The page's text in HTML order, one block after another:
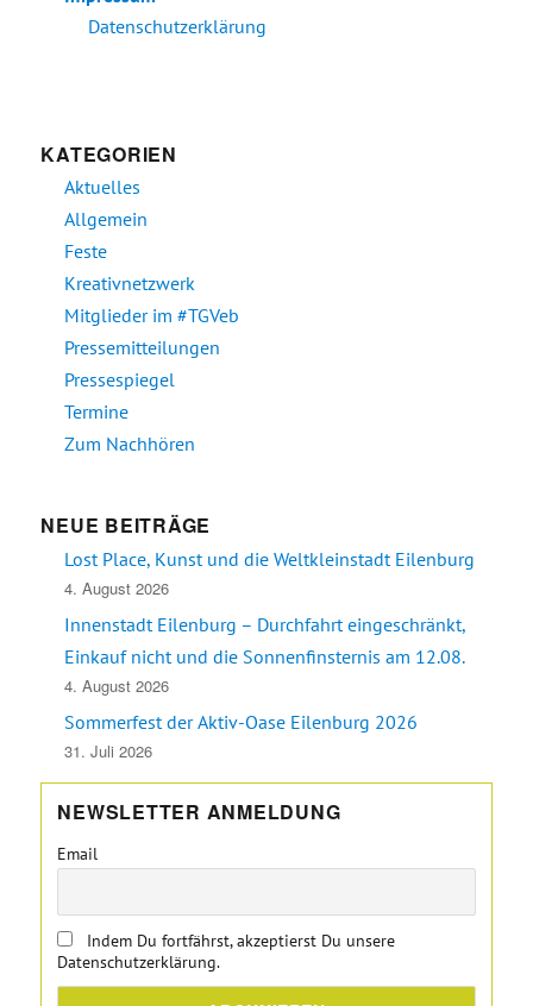
Datenschutzerklärung
KATEGORIEN
Aktuelles
Allgemein
Feste
Kreativnetzwerk
Mitglieder im #TGVeb
Pressemitteilungen
Pressespiegel
Termine
Zum Nachhören
NEUE BEITRÄGE
Lost Place, Kunst und die Weltkleinstadt Eilenburg
4. August 2026
Innenstadt Eilenburg – Durchfahrt eingeschränkt,
Einkauf nicht und die Sonnenfinsternis am 12.08.
4. August 2026
Sommerfest der Aktiv-Oase Eilenburg 2026
31. Juli 2026
NEWSLETTER ANMELDUNG
Email
Indem Du fortfährst, akzeptierst Du unsere
Datenschutzerklärung.